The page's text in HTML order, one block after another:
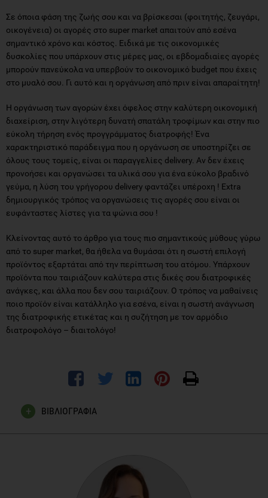
Σε όποια φάση της ζωής σου και να βρίσκεσαι (φοιτητής, ζευγάρι,
οικογένεια) οι αγορές στο super market απαιτούν από εσένα
σημαντικό χρόνο και κόστος. Ειδικά με τις οικονομικές
δυσκολίες που υπάρχουν στις μέρες μας, οι εβδομαδιαίες αγορές
μπορούν πανεύκολα να υπερβούν το οικονομικό budget που έχεις
στο μυαλό σου. Γι αυτό και η οργάνωση από πριν είναι απαραίτητη!
Η οργάνωση των αγορών έχει όφελος στην καλύτερη οικονομική
διαχείριση, στην λιγότερη δυνατή σπατάλη τροφίμων και στην πιο
εύκολη τήρηση ενός προγγράμματος διατροφής! Ένα
χαρακτηριστικό παράδειγμα που η οργάνωση σε υποστηρίζει σε
όλους τους τομείς, είναι οι παραγγελίες delivery. Αν δεν έχεις
προνοήσει και οργανώσει τα υλικά σου για ένα εύκολο βραδινό
γεύμα, η λύση του γρήγορου delivery φαντάζει υπέροχη ! Extra
δημιουργικός τρόπος να οργανώσεις τις αγορές σου είναι οι
ευφάνταστες λίστες για τα ψώνια σου !
Κλείνοντας αυτό το άρθρο για τους πιο σημαντικούς μύθους γύρω
από το super market, θα ήθελα να θυμάσαι ότι η σωστή επιλογή
προϊόντος εξαρτάται από την περίπτωση του ατόμου. Υπάρχουν
προϊόντα που ταιριάζουν καλύτερα στις δικές σου διατροφικές
ανάγκες, και άλλα που δεν σου ταιριάζουν. Ο τρόπος να μαθαίνεις
ποιο προϊόν είναι κατάλληλο για εσένα, είναι η σωστή ανάγνωση
της διατροφικής ετικέτας και η συζήτηση με τον αρμόδιο
διατροφολόγο – διαιτολόγo!
ΒΙΒΛΙΟΓΡΑΦΙΑ
Kumar Jha P. et al. Assessement of freeze damage in fruits
and vegetables. 2019. Food Res Int. 121:479-496.